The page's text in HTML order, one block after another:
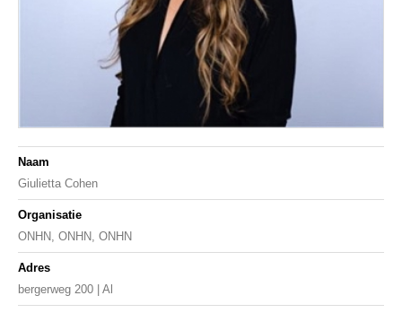
Naam
Giulietta Cohen
Organisatie
ONHN, ONHN, ONHN
Adres
bergerweg 200 | Al